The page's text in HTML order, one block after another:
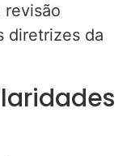
diretrizes da